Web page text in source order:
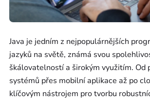
Java je jedním z nejpopulárnějších
jazyků na světě, známá svou
škálovatelností a širokým využitím. Od
systémů přes mobilní aplikace až po
klíčovým nástrojem pro tvorbu